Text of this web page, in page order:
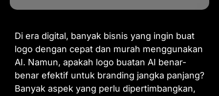
Di era digital, banyak bisnis yang ingin buat
logo dengan cepat dan murah menggunakan
AI. Namun, apakah logo buatan AI benar-
benar efektif untuk branding jangka panjang?
Banyak aspek yang perlu dipertimbangkan,